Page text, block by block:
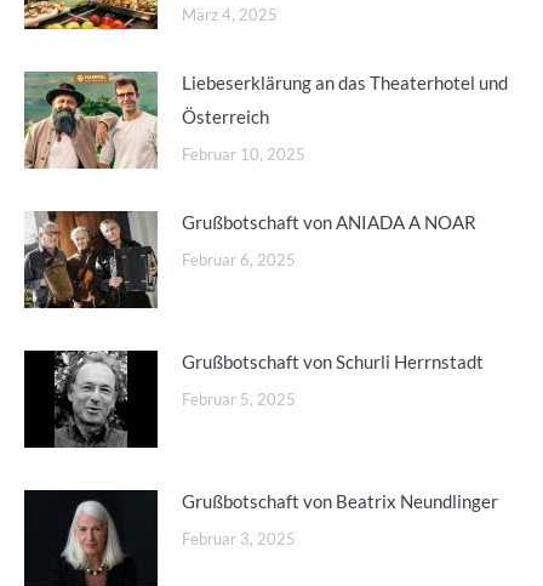
März 4, 2025
Liebeserklärung an das Theaterhotel und
Österreich
Februar 10, 2025
Grußbotschaft von ANIADA A NOAR
Februar 6, 2025
Grußbotschaft von Schurli Herrnstadt
Februar 5, 2025
Grußbotschaft von Beatrix Neundlinger
Februar 3, 2025